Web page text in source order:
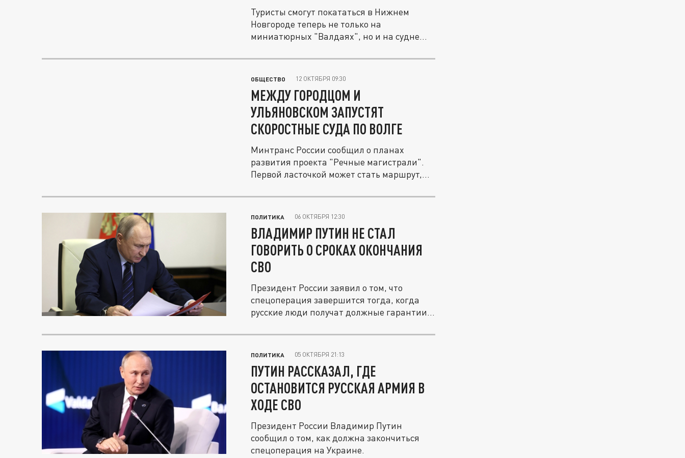
Туристы смогут покататься в Нижнем
Новгороде теперь не только на
миниатюрных "Валдаях", но и на судне
ОБЩЕСТВО 12 ОКТЯБРЯ 09:30
МЕЖДУ ГОРОДЦОМ И
УЛЬЯНОВСКОМ ЗАПУСТЯТ
СКОРОСТНЫЕ СУДА ПО ВОЛГЕ
Минтранс России сообщил о планах
развития проекта "Речные магистрали".
Первой ласточкой может стать маршрут,...
ПОЛИТИКА 06 ОКТЯБРЯ 12:30
ВЛАДИМИР ПУТИН НЕ СТАЛ
ГОВОРИТЬ О СРОКАХ ОКОНЧАНИЯ
СВО
Президент России заявил о том, что
спецоперация завершится тогда, когда
русские люди получат должные гарантии...
ПОЛИТИКА 05 ОКТЯБРЯ 21:13
ПУТИН РАССКАЗАЛ, ГДЕ
ОСТАНОВИТСЯ РУССКАЯ АРМИЯ В
ХОДЕ СВО
Президент России Владимир Путин
сообщил о том, как должна закончиться
спецоперация на Украине.